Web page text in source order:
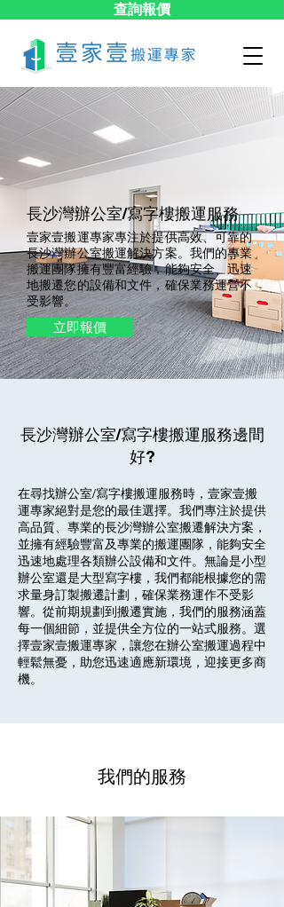
查詢報價
長沙灣辦公室/寫字樓搬運服務
壹家壹搬運專家專注於提供高效、可靠的
長沙灣辦公室搬運解決方案。我們的專業
搬運團隊擁有豐富經驗，能夠安全、迅速
地搬遷您的設備和文件，確保業務運營不
受影響。
立即報價
長沙灣辦公室/寫字樓搬運服務邊間
好?
在尋找辦公室/寫字樓搬運服務時，壹家壹搬
運專家絕對是您的最佳選擇。我們專注於提供
高品質、專業的長沙灣辦公室搬遷解決方案，
並擁有經驗豐富及專業的搬運團隊，能夠安全
迅速地處理各類辦公設備和文件。無論是小型
辦公室還是大型寫字樓，我們都能根據您的需
求量身訂製搬遷計劃，確保業務運作不受影
響。從前期規劃到搬遷實施，我們的服務涵蓋
每一個細節，並提供全方位的一站式服務。選
擇壹家壹搬運專家，讓您在辦公室搬運過程中
輕鬆無憂，助您迅速適應新環境，迎接更多商
機。
我們的服務